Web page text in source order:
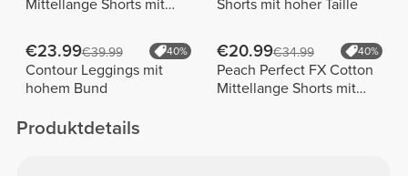
Mittellange Shorts mit
Shorts mit hoher Taille
€23.99€39.99 40%
Contour Leggings mit
hohem Bund
€20.99€34.99 40%
Peach Perfect FX Cotton
Mittellange Shorts mit
Produktdetails